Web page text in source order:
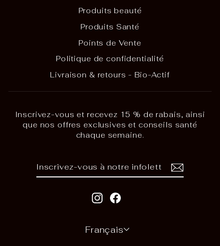
Produits beauté
Produits Santé
Points de Vente
Politique de confidentialité
Livraison & retours - Bio-Actif
Inscrivez-vous et recevez 15 % de rabais, ainsi
que nos offres exclusives et conseils santé
chaque semaine.
InstagramFacebook
LANGUE
Français